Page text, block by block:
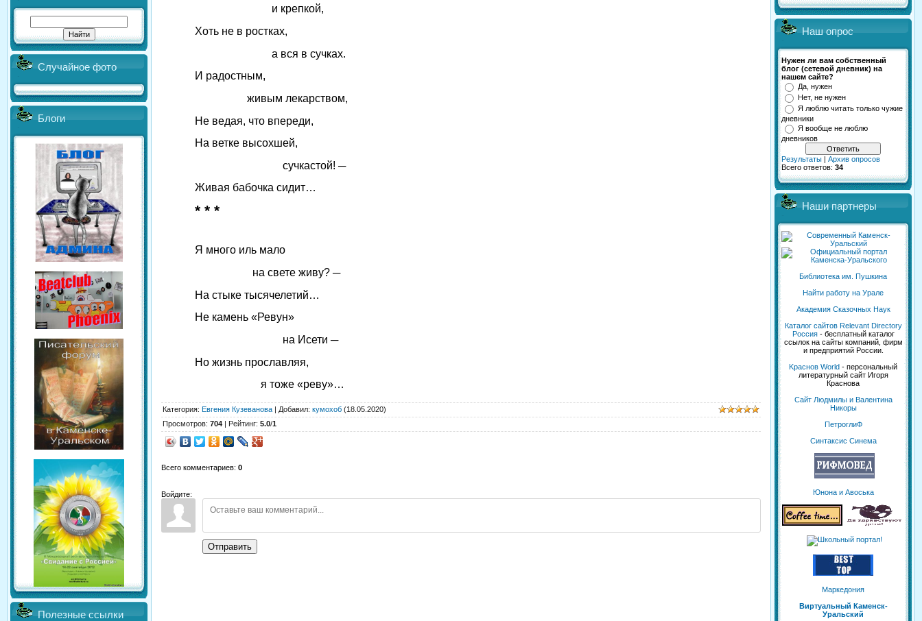
Случайное фото
Блоги
Полезные ссылки
и крепкой,
Хоть не в ростках,
а вся в сучках.
И радостным,
живым лекарством,
Не ведая, что впереди,
На ветке высохшей,
сучкастой! ─
Живая бабочка сидит…
* * *
Я много иль мало
на свете живу? ─
На стыке тысячелетий…
Не камень «Ревун»
на Исети ─
Но жизнь прославляя,
я тоже «реву»…
Категория: Евгения Кузеванова | Добавил: кумохоб (18.05.2020)
Просмотров: 704 | Рейтинг: 5.0/1
Всего комментариев: 0
Войдите:
Отправить
Наш опрос
Нужен ли вам собственный
блог (сетевой дневник) на
нашем сайте?
Да, нужен
Нет, не нужен
Я люблю читать только чужие
дневники
Я вообще не люблю
дневников
Результаты
Архив опросов
Всего ответов: 34
Наши партнеры
Библиотека им. Пушкина
Найти работу на Урале
Академия Сказочных Наук
Каталог сайтов Relevant Directory
Россия- бесплатный каталог
ссылок на сайты компаний, фирм
и предприятий России.
Kраснов World - персональный
литературный сайт Игоря
Краснова
Сайт Людмилы и Валентина
Никоры
ПетроглиФ
Синтаксис Синема
Юнона и Авоська
Маркедония
Виртуальный Каменск-
Уральский